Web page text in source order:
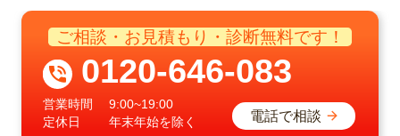
ご相談・お見積もり・診断無料です！
0120-646-083
営業時間
9:00~19:00
定休日
年末年始を除く 電話で相談